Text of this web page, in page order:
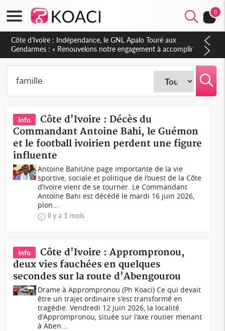
0
Sierra Leone : Un projet de réforme constitutionnelle en
gestation, points clés des amendements, un exclu d'avance
Info
Côte d'Ivoire : Décès du
Commandant Antoine Bahi, le Guémon
et le football ivoirien perdent une figure
influente
Antoine BahiUne page importante de la vie
sportive, sociale et politique de l’ouest de la Côte
d’Ivoire vient de se tourner. Le Commandant
Antoine Bahi est décédé le mardi 16 juin 2026,
plon...
il y a 1 mois
Info
Côte d'Ivoire : Apprompronou,
deux vies fauchées en quelques
secondes sur la route d'Abengourou
Drame à Apprompronou (Ph Koaci) Ce qui devait
être un trajet ordinaire s'est transformé en
tragédie. Vendredi 12 juin 2026, la localité
d'Apprompronou, située sur l'axe routier menant
à Aben...